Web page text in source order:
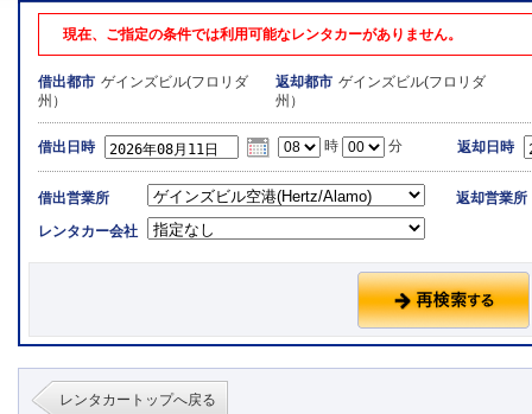
現在、ご指定の条件では利用可能なレンタカーがありません。
借出都市 ゲインズビル(フロリダ
州）
返却都市 ゲインズビル(フロリダ
州）
借出日時 時 分 返却日時
借出営業所
レンタカー会社
返却営業所
レンタカートップへ戻る